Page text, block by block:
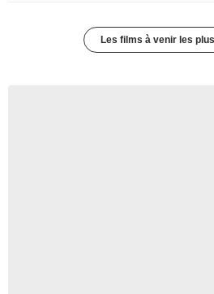
Les films à venir les